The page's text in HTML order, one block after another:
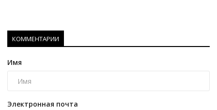
КОММЕНТАРИИ
Имя
Электронная почта